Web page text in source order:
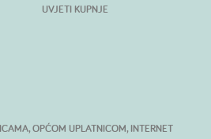
UVJETI KUPNJE
OPĆOM UPLATNICOM, INTERNET